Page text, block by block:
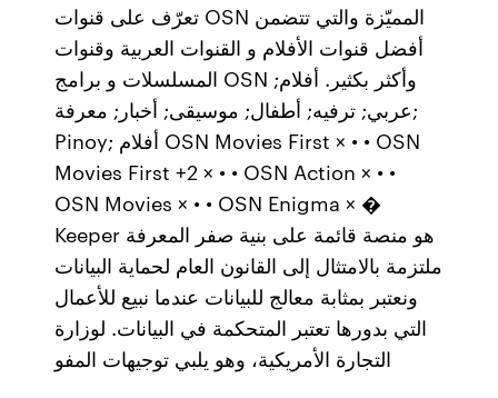
تعرّف على قنوات OSN المميّزة والتي تتضمن
أفضل قنوات الأفلام و القنوات العربية وقنوات
المسلسلات و برامج OSN وأكثر بكثير. أفلام;
عربي; ترفيه; أطفال; موسيقى; أخبار; معرفة;
Pinoy; أفلام OSN Movies First × • • OSN
Movies First +2 × • • OSN Action × • •
OSN Movies × • • OSN Enigma × �
Keeper هو منصة قائمة على بنية صفر المعرفة
ملتزمة بالامتثال إلى القانون العام لحماية البيانات
ونعتبر بمثابة معالج للبيانات عندما نبيع للأعمال
التي بدورها تعتبر المتحكمة في البيانات. لوزارة
التجارة الأمريكية، وهو يلبي توجيهات المفو